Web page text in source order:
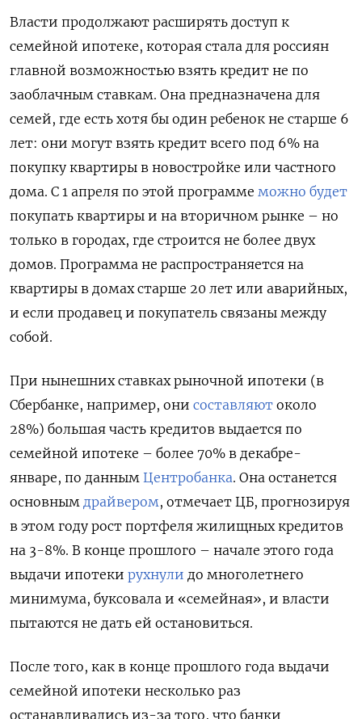
Власти продолжают расширять доступ к
семейной ипотеке, которая стала для россиян
главной возможностью взять кредит не по
заоблачным ставкам. Она предназначена для
семей, где есть хотя бы один ребенок не старше 6
лет: они могут взять кредит всего под 6% на
покупку квартиры в новостройке или частного
дома. С 1 апреля по этой программе можно будет
покупать квартиры и на вторичном рынке – но
только в городах, где строится не более двух
домов. Программа не распространяется на
квартиры в домах старше 20 лет или аварийных,
и если продавец и покупатель связаны между
собой.
При нынешних ставках рыночной ипотеки (в
Сбербанке, например, они составляют около
28%) большая часть кредитов выдается по
семейной ипотеке – более 70% в декабре-
январе, по данным Центробанка. Она останется
основным драйвером, отмечает ЦБ, прогнозируя
в этом году рост портфеля жилищных кредитов
на 3-8%. В конце прошлого – начале этого года
выдачи ипотеки рухнули до многолетнего
минимума, буксовала и «семейная», и власти
пытаются не дать ей остановиться.
После того, как в конце прошлого года выдачи
семейной ипотеки несколько раз
останавливались из-за того, что банки